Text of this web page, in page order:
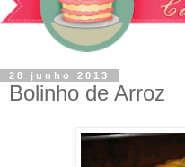
28 junho 2013
Bolinho de Arroz